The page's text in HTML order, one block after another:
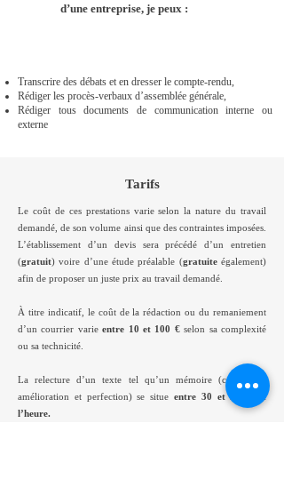
d’une entreprise, je peux :
Transcrire des débats et en dresser le compte-rendu,
Rédiger les procès-verbaux d’assemblée générale,
Rédiger tous documents de communication interne ou
externe
Tarifs
Le coût de ces prestations varie selon la nature du travail
demandé, de son volume ainsi que des contraintes imposées.
L’établissement d’un devis sera précédé d’un entretien
(gratuit) voire d’une étude préalable (gratuiteégalement)
afin de proposer un juste prix au travail demandé.
À titre indicatif, le coût de la rédaction ou du remaniement
d’un courrier varieentre 10 et 100 €selon sa complexité
ou sa technicité.
La relecture d’un texte tel qu’un mémoire (correction,
amélioration et perfection) se situe entre 30 et 50 € de
l’heure.